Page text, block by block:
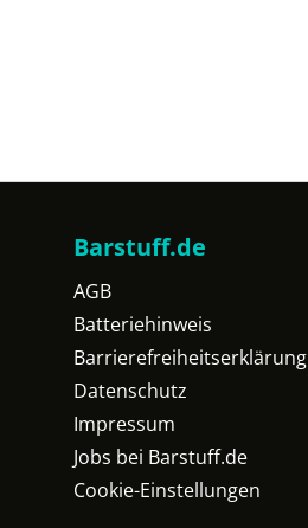
Barstuff.de
AGB
Batteriehinweis
Barrierefreiheitserklärung
Datenschutz
Impressum
Jobs bei Barstuff.de
Cookie-Einstellungen